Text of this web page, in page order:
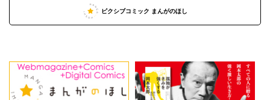
ピクシブコミック まんがのほし